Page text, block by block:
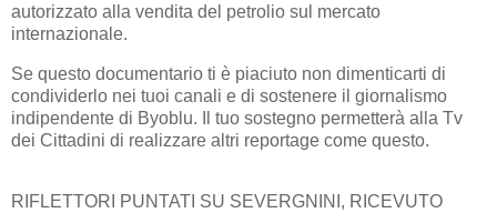
autorizzato alla vendita del petrolio sul mercato
internazionale.
Se questo documentario ti è piaciuto non dimenticarti di
condividerlo nei tuoi canali e di sostenere il giornalismo
indipendente di Byoblu. Il tuo sostegno permetterà alla Tv
dei Cittadini di realizzare altri reportage come questo.
RIFLETTORI PUNTATI SU SEVERGNINI, RICEVUTO